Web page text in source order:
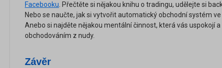
Facebooku. Přečtěte si nějakou knihu o tradingu, udělejte si
Nebo se naučte, jak si vytvořit automatický obchodní systém
Anebo si najděte nějakou mentální činnost, která vás uspokojí
obchodováním z nudy.
Závěr